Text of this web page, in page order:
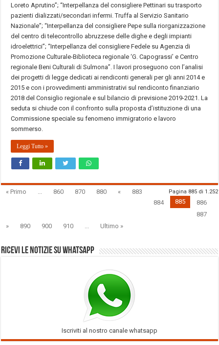
Loreto Aprutino”; “Interpellanza del consigliere Pettinari su trasporto
pazienti dializzati/secondari infermi. Truffa al Servizio Sanitario
Nazionale”; “Interpellanza del consigliere Pepe sulla riorganizzazione
del centro di telecontrollo abruzzese delle dighe e degli impianti
idroelettrici”; “Interpellanza del consigliere Fedele su Agenzia di
Promozione Culturale-Biblioteca regionale ‘G. Capograssi’ e Centro
regionale Beni Culturali di Sulmona”. I lavori proseguono con l’analisi
dei progetti di legge dedicati ai rendiconti generali per gli anni 2014 e
2015 e con i provvedimenti amministrativi sul rendiconto finanziario
2018 del Consiglio regionale e sul bilancio di previsione 2019-2021. La
seduta si chiude con il confronto sulla proposta d’istituzione di una
Commissione speciale su fenomeno immigratorio e lavoro
sommerso.
Leggi Tutto »
Pagina 885 di 1.252
« Primo 860 870 880 «
883
884
885
886
887
»
890 900 910 Ultimo »
Ricevi le notizie su Whatsapp
Iscriviti al nostro canale whatsapp